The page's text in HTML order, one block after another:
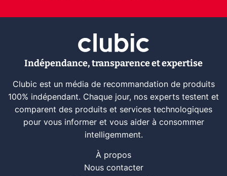
Indépendance, transparence et expertise
Clubic est un média de recommandation de produits
100% indépendant. Chaque jour, nos experts testent et
comparent des produits et services technologiques
pour vous informer et vous aider à consommer
intelligemment.
À propos
Nous contacter